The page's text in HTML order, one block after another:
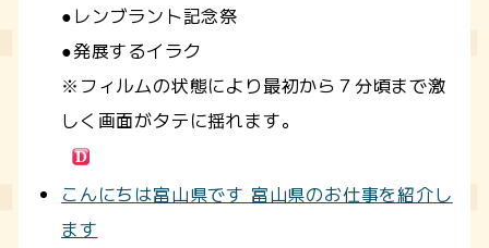
●レンブラント記念祭
●発展するイラク
※フィルムの状態により最初から７分頃まで激
しく画面がタテに揺れます。
こんにちは富山県です 富山県のお仕事を紹介し
ます